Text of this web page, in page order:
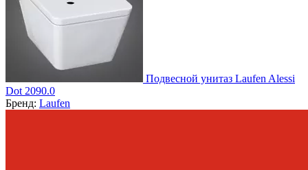
Подвесной унитаз Laufen Alessi
Dot 2090.0
Бренд: Laufen